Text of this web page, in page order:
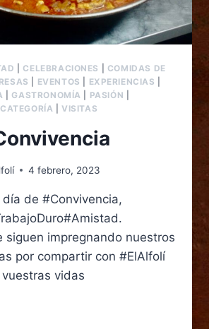
CELEBRACIONES
COMIDAS DE
EVENTOS EXPERIENCIAS
GASTRONOMÍA PASIÓN
|VISITAS
4 febrero, 2023
de #Convivencia,
siguen impregnando nuestros
por compartir con #ElAlfolí
vidas